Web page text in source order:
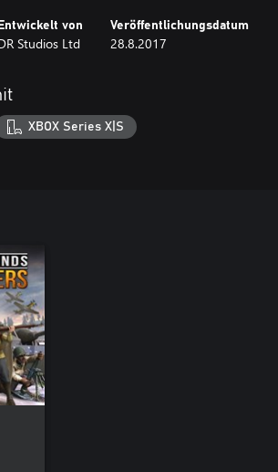
Entwickelt von
Studios Ltd
Veröffentlichungsdatum
28.8.2017
XBOX Series X|S